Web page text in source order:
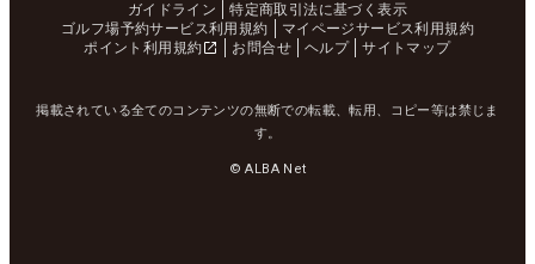
ガイドライン
特定商取引法に基づく表示
ゴルフ場予約サービス利用規約
マイページサービス利用規約
ポイント利用規約
お問合せ ヘルプ サイトマップ
掲載されている全てのコンテンツの無断での転載、転用、コピー等は禁じま
す。
© ALBA Net